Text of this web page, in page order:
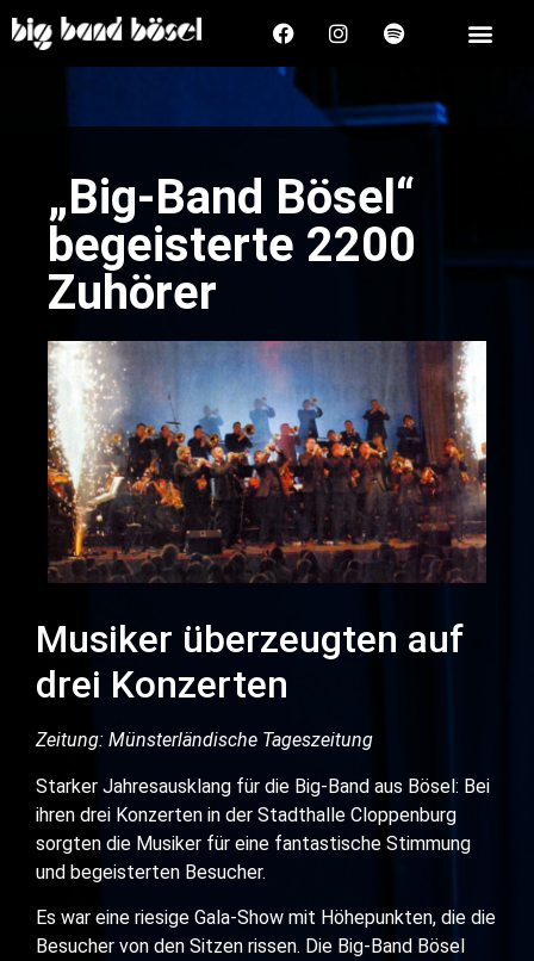
„Big-Band Bösel“
begeisterte 2200
Zuhörer
Musiker überzeugten auf
drei Konzerten
Zeitung: Münsterländische Tageszeitung
Starker Jahresausklang für die Big-Band aus Bösel: Bei
ihren drei Konzerten in der Stadthalle Cloppenburg
sorgten die Musiker für eine fantastische Stimmung
und begeisterten Besucher.
Es war eine riesige Gala-Show mit Höhepunkten, die die
Besucher von den Sitzen rissen. Die Big-Band Bösel